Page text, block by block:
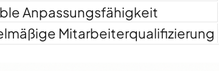
Anpassungsfähigkeit
Mitarbeiterqualifizierung